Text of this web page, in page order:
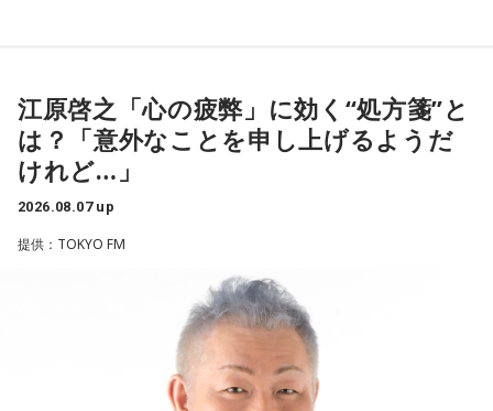
※ メールの件名は「ランキング」でお願いします。
■番組タイトル：ニッポン放送『中島健人のオールナイトニッ
ポン』
■放送日時：2026年8月14日（金） 25時～27時 （15日
（土）午前1時〜3時）
■パーソナリティ：中島健人
kenty@allnightnippon.com
■番組公式X：@Ann_Since1967
■番組ハッシュタグ：#中島健人ANN
◆“真逆な作り方”で楽曲制作
リーガルリリーは高校在学時から注目を集め、国内大型ロッ
た世界最大級の音楽フェスティバル「SXSW（サウス・バイ・
サウスウエスト）」の出演や中国ツアーの開催など、海外で
のライブも経験。そのほか、2019年公開の映画「惡の華」で
は主題歌と劇中歌を担当し、今年4月から放送されたテレビド
ラマ版「惡の華」では、たかはしほのかさんが劇伴を担当。
そして、今秋には初のアジアツアーの開催が決定していま
江原啓之「心の疲弊」に効く“処方箋”と
は？「意外なことを申し上げるようだ
けれど…」
2026.08.07 up
提供：TOKYO FM